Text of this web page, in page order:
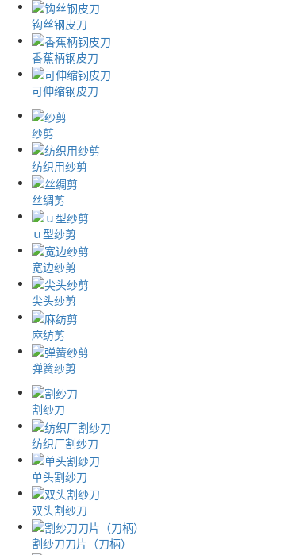
钩丝钢皮刀
香蕉柄钢皮刀
可伸缩钢皮刀
纱剪
纺织用纱剪
丝绸剪
ｕ型纱剪
宽边纱剪
尖头纱剪
麻纺剪
弹簧纱剪
割纱刀
纺织厂割纱刀
单头割纱刀
双头割纱刀
割纱刀刀片（刀柄）